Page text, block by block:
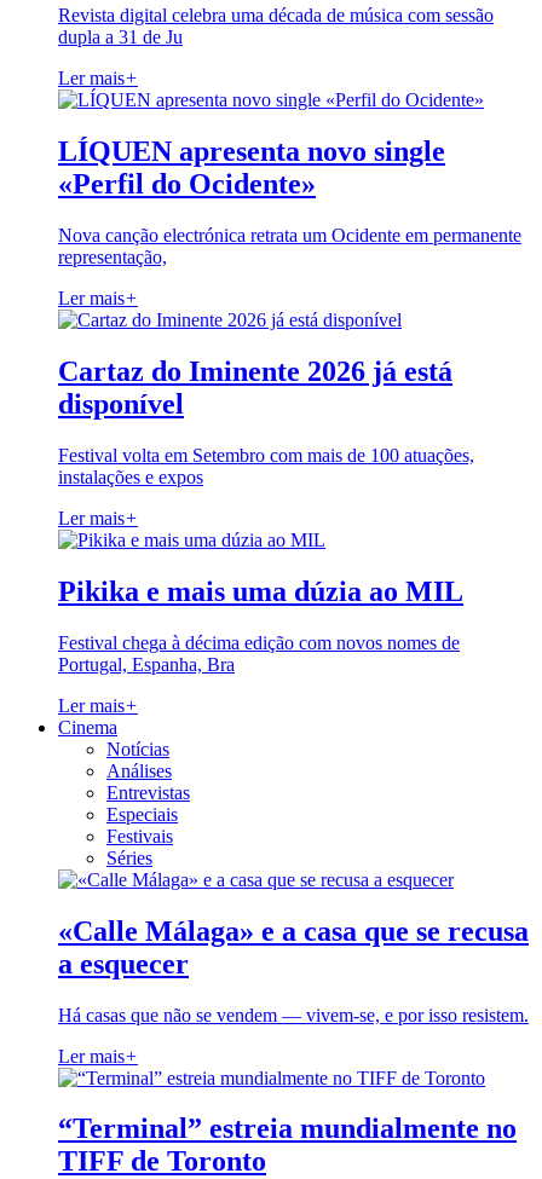
Revista digital celebra uma década de música com sessão
dupla a 31 de Ju
Ler mais+
LÍQUEN apresenta novo single
«Perfil do Ocidente»
Nova canção electrónica retrata um Ocidente em permanente
representação,
Ler mais+
Cartaz do Iminente 2026 já está
disponível
Festival volta em Setembro com mais de 100 atuações,
instalações e expos
Ler mais+
Pikika e mais uma dúzia ao MIL
Festival chega à décima edição com novos nomes de
Portugal, Espanha, Bra
Ler mais+
Cinema
Notícias
Análises
Entrevistas
Especiais
Festivais
Séries
«Calle Málaga» e a casa que se recusa
a esquecer
Há casas que não se vendem — vivem-se, e por isso resistem.
Ler mais+
“Terminal” estreia mundialmente no
TIFF de Toronto